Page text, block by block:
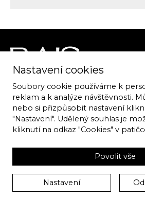
ATELIER RAIS
Špitálka 8, 602 00 Brno
T:776 850 419
E:Lederer@robertrais.cz
Nastavení cookies
Soubory cookie používáme k
reklam a k analýze návštěvnosti.
nebo si přizpůsobit nastavení
"Nastavení". Udělený souhlas je
kliknutí na odkaz "Cookies" v
Povolit vše
Nastavení